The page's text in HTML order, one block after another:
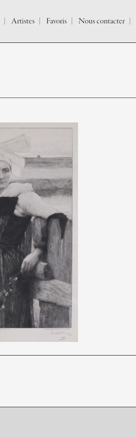
Artistes Favoris Nous contacter